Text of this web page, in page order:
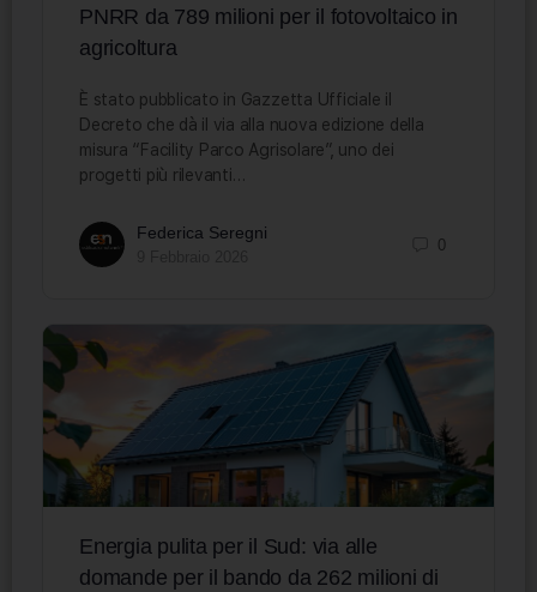
PNRR da 789 milioni per il fotovoltaico in
agricoltura
È stato pubblicato in Gazzetta Ufficiale il
Decreto che dà il via alla nuova edizione della
misura “Facility Parco Agrisolare”, uno dei
progetti più rilevanti…
Federica Seregni
0
Energia pulita per il Sud: via alle
domande per il bando da 262 milioni di